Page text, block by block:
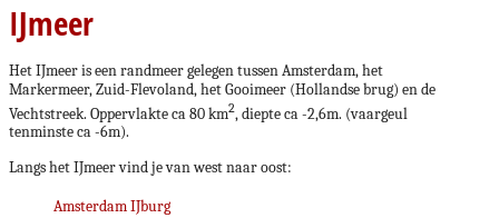
IJmeer
Het IJmeer is een randmeer gelegen tussen Amsterdam, het
Markermeer, Zuid-Flevoland, het Gooimeer (Hollandse brug) en de
Vechtstreek. Oppervlakte ca 80 km2, diepte ca -2,6m. (vaargeul
tenminste ca -6m).
Langs het IJmeer vind je van west naar oost:
Amsterdam IJburg